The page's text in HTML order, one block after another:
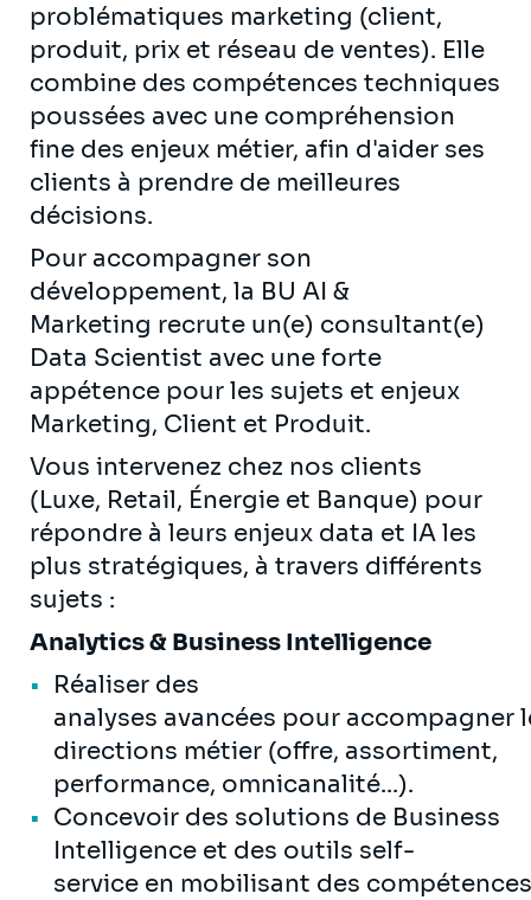
problématiques marketing (client,
produit, prix et réseau de ventes). Elle
combine des compétences techniques
poussées avec une compréhension
fine des enjeux métier, afin d'aider ses
clients à prendre de meilleures
décisions.
Pour accompagner son
développement, la BU AI &
Marketing recrute un(e) consultant(e)
Data Scientist avec une forte
appétence pour les sujets et enjeux
Marketing, Client et Produit.
Vous intervenez chez nos clients
(Luxe, Retail, Énergie et Banque) pour
répondre à leurs enjeux data et IA les
plus stratégiques, à travers différents
sujets :
Analytics & Business Intelligence
Réaliser des
analyses avancées pour
directions métier (offre, assortiment,
performance, omnicanalité...).
Concevoir des solutions de Business
Intelligence et des outils self-
service en mobilisant des